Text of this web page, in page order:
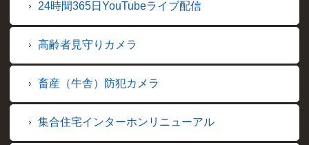
24時間365日YouTubeライブ配信
高齢者見守りカメラ
畜産（牛舎）防犯カメラ
集合住宅インターホンリニューアル